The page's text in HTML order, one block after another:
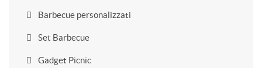
Barbecue personalizzati
Set Barbecue
Gadget Picnic